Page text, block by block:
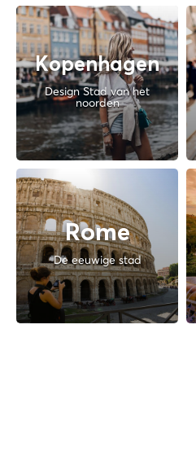
Kopenhagen
Design Stad van het
noorden
Rome
De eeuwige stad